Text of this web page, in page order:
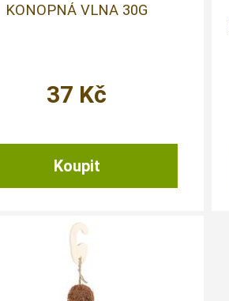
KONOPNÁ VLNA 30G
37 Kč